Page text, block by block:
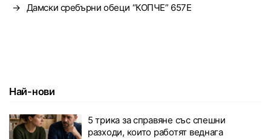
→ Дамски сребърни обеци “КОПЧЕ” 657E
Най-нови
5 трика за справяне със спешни
разходи, които работят веднага